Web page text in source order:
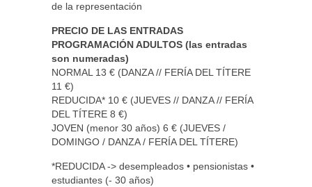
de la representación
PRECIO DE LAS ENTRADAS
PROGRAMACIÓN ADULTOS (las entradas
son numeradas)
NORMAL 13 € (DANZA // FERÍA DEL TÍTERE
11 €)
REDUCIDA* 10 € (JUEVES // DANZA // FERÍA
DEL TÍTERE 8 €)
JOVEN (menor 30 años) 6 € (JUEVES /
DOMINGO / DANZA / FERÍA DEL TÍTERE)
*REDUCIDA -> desempleados • pensionistas •
estudiantes (- 30 años)